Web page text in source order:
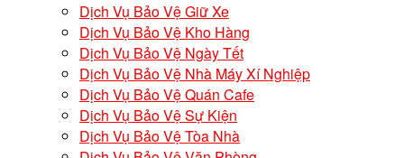
Dịch Vụ Bảo Vệ Giữ Xe
Dịch Vụ Bảo Vệ Kho Hàng
Dịch Vụ Bảo Vệ Ngày Tết
Dịch Vụ Bảo Vệ Nhà Máy Xí Nghiệp
Dịch Vụ Bảo Vệ Quán Cafe
Dịch Vụ Bảo Vệ Sự Kiện
Dịch Vụ Bảo Vệ Tòa Nhà